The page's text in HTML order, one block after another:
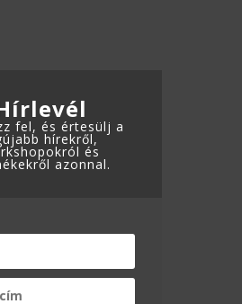
fel, és értesülj a
hírekről,
és
azonnal.